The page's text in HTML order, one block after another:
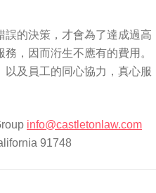
的決策，才會為了達成過高
，因而洐生不應有的費用。
及員工的同心協力，真心服
info@castletonlaw.com
91748